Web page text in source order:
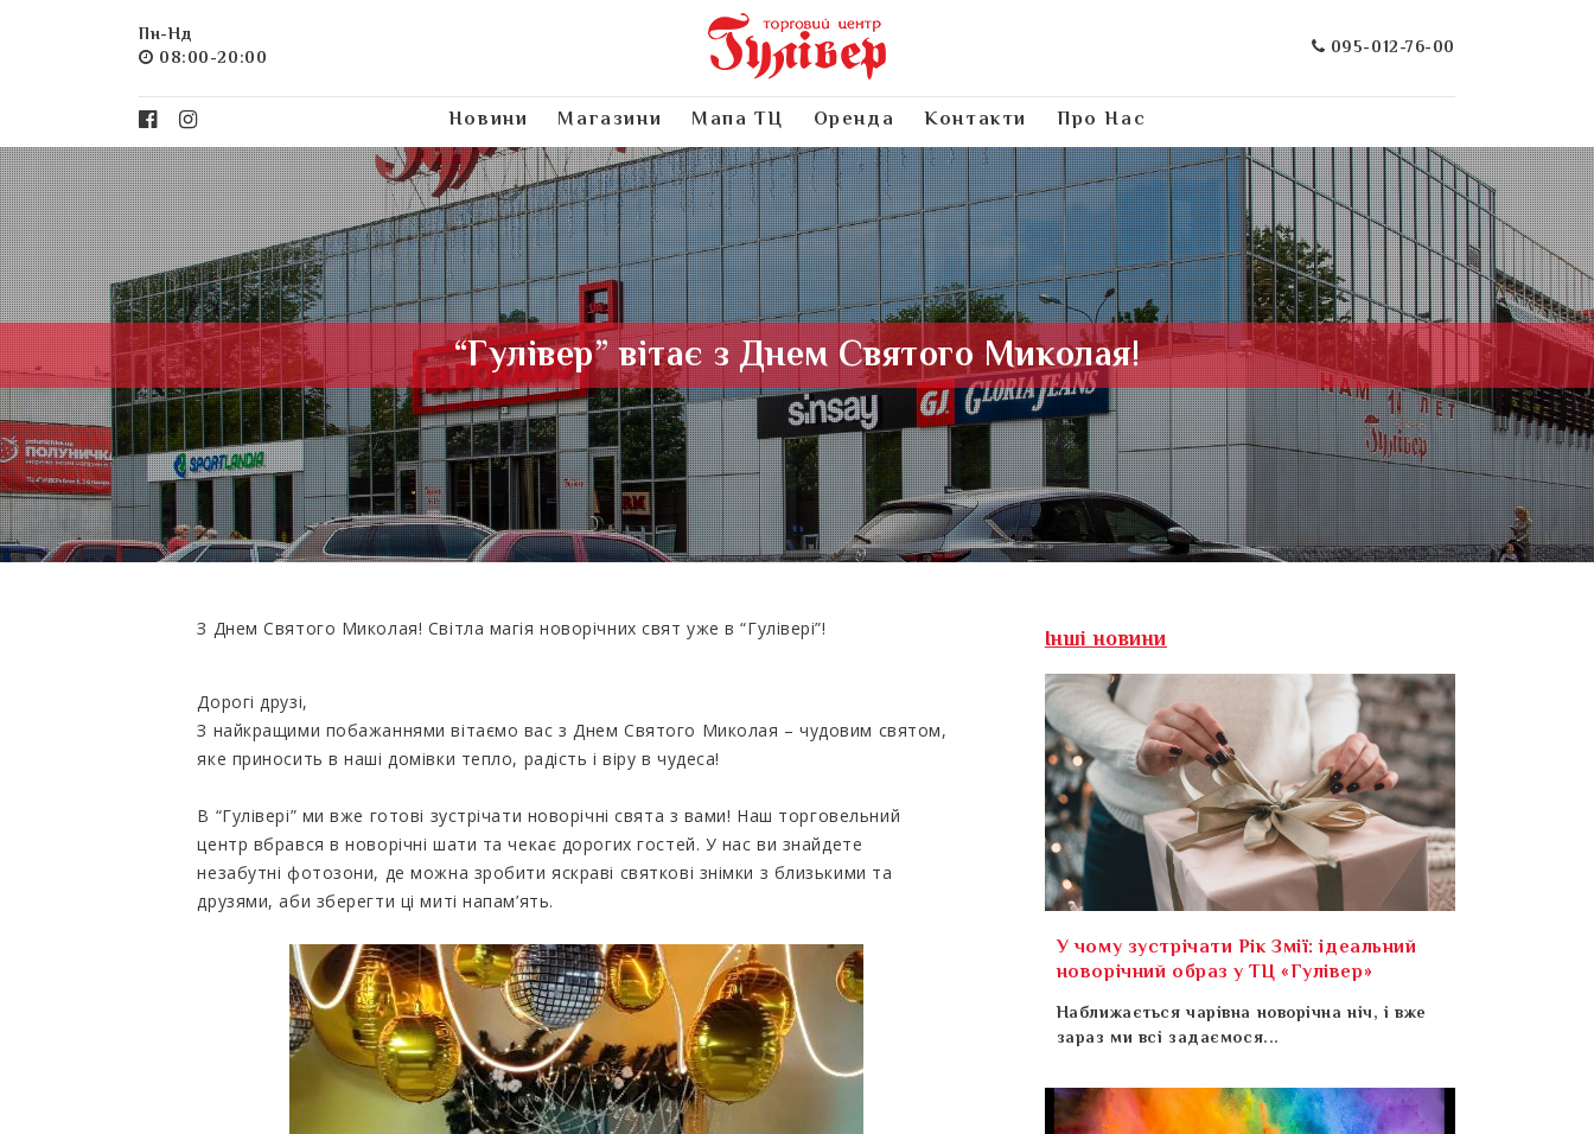
Пн-Нд
08:00-20:00
095-012-76-00
Новини Магазини Мапа ТЦ Оренда Контакти Про Нас
“Гулівер” вітає з Днем Святого Миколая!
З Днем Святого Миколая! Світла магія новорічних свят уже в “Гулівері”!
Дорогі друзі,
З найкращими побажаннями вітаємо вас з Днем Святого Миколая – чудовим святом,
яке приносить в наші домівки тепло, радість і віру в чудеса!
В “Гулівері” ми вже готові зустрічати новорічні свята з вами! Наш торговельний
центр вбрався в новорічні шати та чекає дорогих гостей. У нас ви знайдете
незабутні фотозони, де можна зробити яскраві святкові знімки з близькими та
друзями, аби зберегти ці миті напам’ять.
Інші новини
У чому зустрічати Рік Змії: ідеальний
новорічний образ у ТЦ «Гулівер»
Наближається чарівна новорічна ніч, і вже
зараз ми всі задаємося...